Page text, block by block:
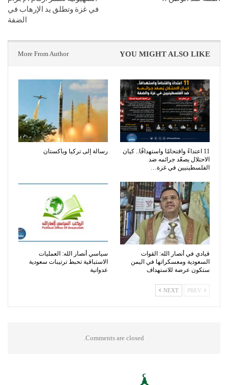
في غزة وتطلق يد الإرهاب في
الضفة
YOU MIGHT ALSO LIKE
More From Author
11 اعتداءً واقتحامًا واستهدافًا.. كيان
الاحتلال يصعّد جرائمه ضد
الفلسطينيين في غزة…
رسالة إلى تركيا وباكستان
قيادي في أنصار الله: القوات
السعودية ومعسكراتها في اليمن
ستكون عرضة للاستهداف
سياسي أنصار الله: العمليات
الاستباقية تحبط ترتيبات سعودية
عدوانية
NEXT
Comments are closed.